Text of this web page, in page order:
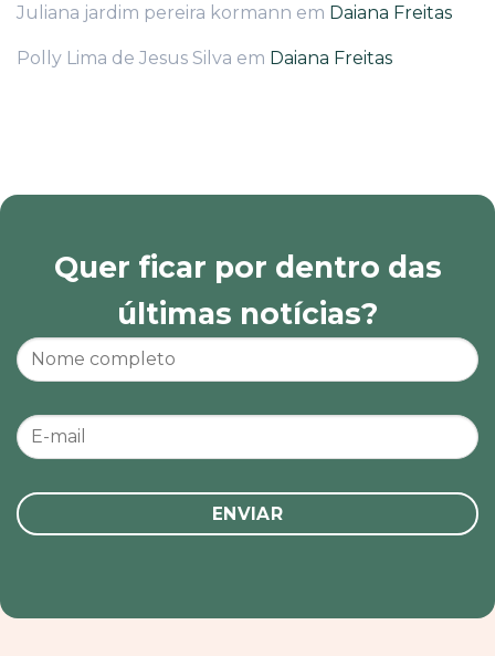
Juliana jardim pereira kormann em Daiana Freitas
Polly Lima de Jesus Silva em Daiana Freitas
Quer ficar por dentro das
últimas notícias?